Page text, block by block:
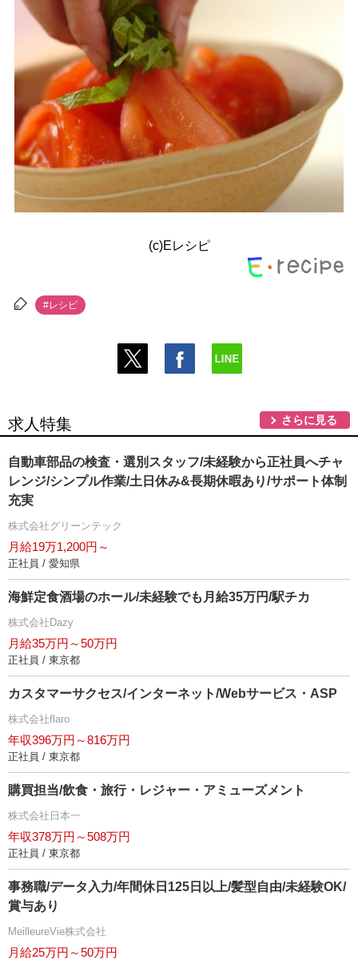
(c)Eレシピ
#レシピ
求人特集 さらに見る
自動車部品の検査・選別スタッフ/未経験から正社員へチャ
レンジ/シンプル作業/土日休み&長期休暇あり/サポート体制
充実
株式会社グリーンテック
月給19万1,200円～
正社員 / 愛知県
海鮮定食酒場のホール/未経験でも月給35万円/駅チカ
株式会社Dazy
月給35万円～50万円
正社員 / 東京都
カスタマーサクセス/インターネット/Webサービス・ASP
株式会社flaro
年収396万円～816万円
正社員 / 東京都
購買担当/飲食・旅行・レジャー・アミューズメント
株式会社日本一
年収378万円～508万円
正社員 / 東京都
事務職/データ入力/年間休日125日以上/髪型自由/未経験OK/
賞与あり
MeilleureVie株式会社
月給25万円～50万円